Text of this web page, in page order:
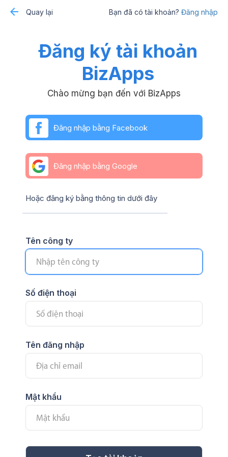
Quay lại Bạn đã có tài khoản? Đăng nhập
Đăng ký tài khoản
BizApps
Chào mừng bạn đến với BizApps
Đăng nhập bằng Facebook
Đăng nhập bằng Google
Hoặc đăng ký bằng thông tin dưới đây
Tên công ty
Số điện thoại
Tên đăng nhập
Mật khẩu